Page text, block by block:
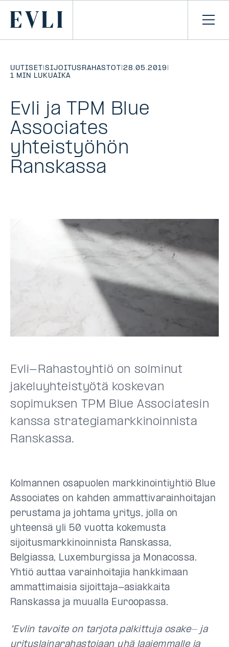
Primary
Avaa
UUTISET |SIJOITUSRAHASTOT |28.05.2019 |
1 MIN LUKUAIKA
Evli ja TPM Blue
Associates
yhteistyöhön
Ranskassa
Evli-Rahastoyhtiö on solminut
jakeluyhteistyötä koskevan
sopimuksen TPM Blue Associatesin
kanssa strategiamarkkinoinnista
Ranskassa.
Kolmannen osapuolen markkinointiyhtiö Blue
Associates on kahden ammattivarainhoitajan
perustama ja johtama yritys, jolla on
yhteensä yli 50 vuotta kokemusta
sijoitusmarkkinoinnista Ranskassa,
Belgiassa, Luxemburgissa ja Monacossa.
Yhtiö auttaa varainhoitajia hankkimaan
ammattimaisia sijoittaja-asiakkaita
Ranskassa ja muualla Euroopassa.
“Evlin tavoite on tarjota palkittuja osake- ja
yrityslainarahastojaan yhä laajemmalle ja